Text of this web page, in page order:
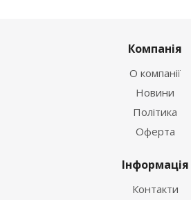
Компанія
О компанії
Новини
Політика
Оферта
Інформація
Контакти